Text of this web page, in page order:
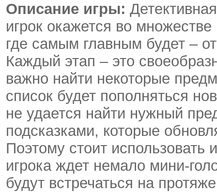
Описание игры:
игрок окажется во
где самым главным будет –
Каждый этап – это
важно найти некоторые
список будет пополняться
не удается найти нужный
подсказками, которые
Поэтому стоит использовать
игрока ждет немало мини-
будут встречаться на